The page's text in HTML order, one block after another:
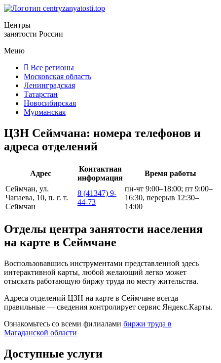
Центры
занятости России
Меню
Все регионы
Московская область
Ленинградская
Татарстан
Новосибирская
Мурманская
ЦЗН Сеймчана: номера телефонов и
адреса отделений
Адрес
Контактная
информация
Время работы
Сеймчан, ул.
Чапаева, 10, п. г. т.
Сеймчан
8 (41347) 9-
44-73
пн-чт 9:00–18:00; пт 9:00–
16:30, перерыв 12:30–
14:00
Отделы центра занятости населения
на карте в Сеймчане
Воспользовавшись инструментами представленной здесь
интерактивной карты, любой желающий легко может
отыскать работающую биржу труда по месту жительства.
Адреса отделений ЦЗН на карте в Сеймчане всегда
правильные — сведения контролирует сервис Яндекс.Карты.
Ознакомьтесь со всеми филиалами биржи труда в
Магаданской области
Доступные услуги